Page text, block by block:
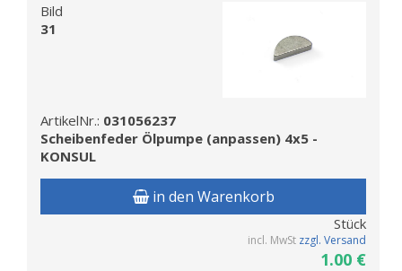
Bild
31
ArtikelNr.: 031056237
Scheibenfeder Ölpumpe (anpassen) 4x5 -
KONSUL
in den Warenkorb
Stück
incl. MwSt zzgl. Versand
1.00 €